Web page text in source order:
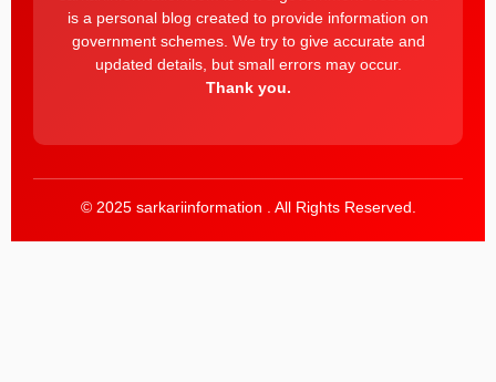
is a personal blog created to provide information on
government schemes. We try to give accurate and
updated details, but small errors may occur.
Thank you.
© 2025 sarkariinformation . All Rights Reserved.